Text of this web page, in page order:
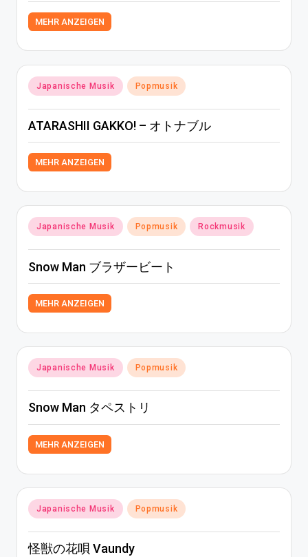
MEHR ANZEIGEN
Posted
in
Japanische Musik Popmusik
ATARASHII GAKKO! – オトナブル
MEHR ANZEIGEN
Posted
in
Japanische Musik Popmusik Rockmusik
Snow Man ブラザービート
MEHR ANZEIGEN
Posted
in
Japanische Musik Popmusik
Snow Man タペストリ
MEHR ANZEIGEN
Posted
in
Japanische Musik Popmusik
怪獣の花唄 Vaundy